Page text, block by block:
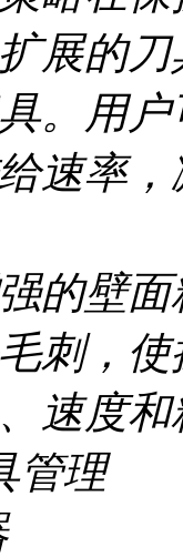
展的
。用
速率
的壁
刺，
速度
管理